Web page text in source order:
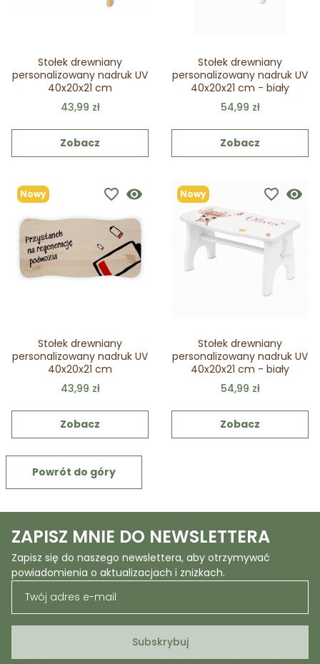
Stołek drewniany
personalizowany nadruk UV
40x20x21 cm
43,99 zł
Zobacz
Stołek drewniany
personalizowany nadruk UV
40x20x21 cm - biały
54,99 zł
Zobacz
Nowy visibility
favorite_border
Stołek drewniany
personalizowany nadruk UV
40x20x21 cm
43,99 zł
Zobacz
Nowy visibility
favorite_border
Stołek drewniany
personalizowany nadruk UV
40x20x21 cm - biały
54,99 zł
Zobacz
Powrót do góry
ZAPISZ MNIE DO NEWSLETTERA
Zapisz się do naszego newslettera, aby otrzymywać
powiadomienia o aktualizacjach i zniżkach.